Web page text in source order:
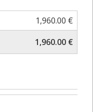
1,960.00 €
1,960.00 €